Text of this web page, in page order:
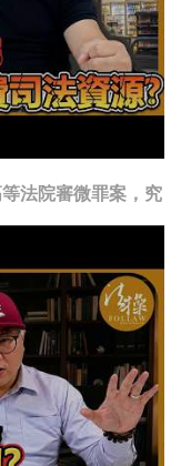
法院審微罪案，究